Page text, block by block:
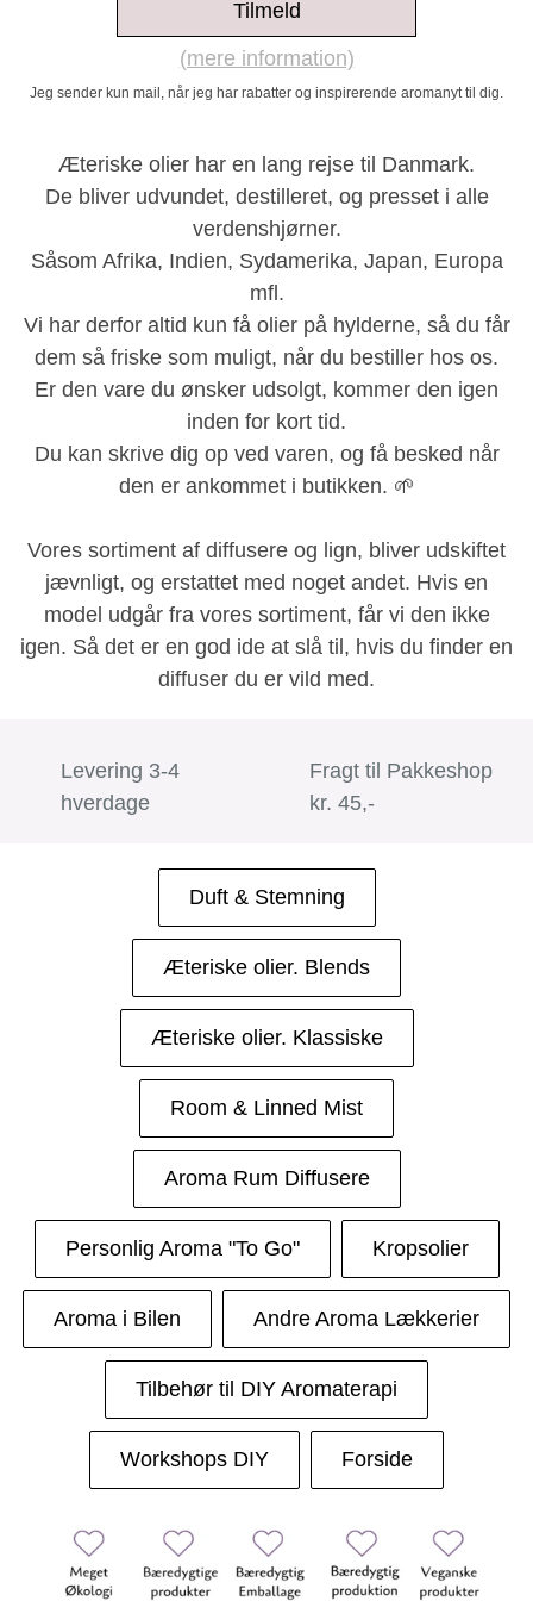
Tilmeld
(mere information)
Jeg sender kun mail, når jeg har rabatter og inspirerende aromanyt til dig.
Æteriske olier har en lang rejse til Danmark.
De bliver udvundet, destilleret, og presset i alle
verdenshjørner.
Såsom Afrika, Indien, Sydamerika, Japan, Europa
mfl.
Vi har derfor altid kun få olier på hylderne, så du får
dem så friske som muligt, når du bestiller hos os.
Er den vare du ønsker udsolgt, kommer den igen
inden for kort tid.
Du kan skrive dig op ved varen, og få besked når
den er ankommet i butikken. 🌱
Vores sortiment af diffusere og lign, bliver udskiftet
jævnligt, og erstattet med noget andet. Hvis en
model udgår fra vores sortiment, får vi den ikke
igen. Så det er en god ide at slå til, hvis du finder en
diffuser du er vild med.
Levering 3-4
hverdage
Fragt til Pakkeshop
kr. 45,-
Duft & Stemning
Æteriske olier. Blends
Æteriske olier. Klassiske
Room & Linned Mist
Aroma Rum Diffusere
Personlig Aroma "To Go" Kropsolier
Aroma i Bilen Andre Aroma Lækkerier
Tilbehør til DIY Aromaterapi
Workshops DIY Forside